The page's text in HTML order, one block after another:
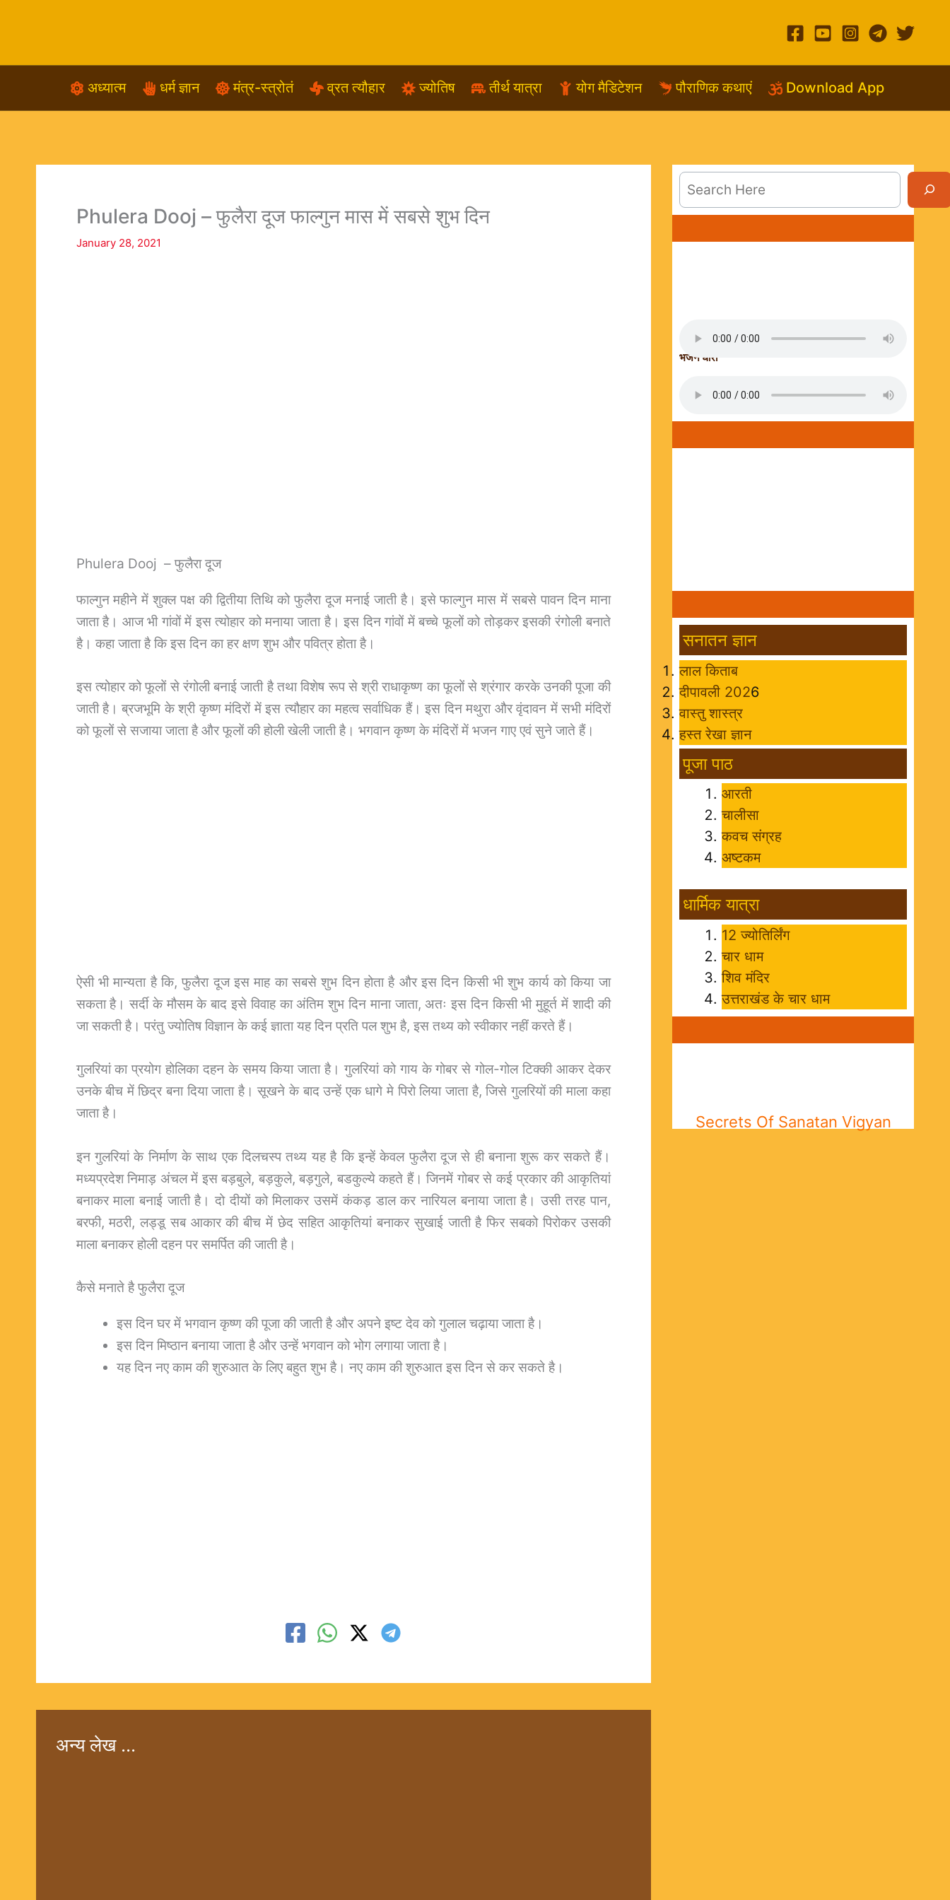
अध्यात्म धर्म ज्ञान मंत्र-स्त्रोतं व्रत त्यौहार ज्योतिष तीर्थ यात्रा योग मैडिटेशन पौराणिक कथाएं Download App
Phulera Dooj – फुलैरा दूज फाल्गुन मास में सबसे शुभ दिन
January 28, 2021
Phulera Dooj – फुलैरा दूज
फाल्गुन महीने में शुक्ल पक्ष की द्वितीया तिथि को फुलैरा दूज मनाई जाती है। इसे फाल्गुन मास में सबसे पावन दिन माना
जाता है। आज भी गांवों में इस त्योहार को मनाया जाता है। इस दिन गांवों में बच्चे फूलों को तोड़कर इसकी रंगोली बनाते
है। कहा जाता है कि इस दिन का हर क्षण शुभ और पवित्र होता है।
इस त्योहार को फूलों से रंगोली बनाई जाती है तथा विशेष रूप से श्री राधाकृष्‍ण का फूलों से श्रंगार करके उनकी पूजा की
जाती है। ब्रजभूमि के श्री कृष्ण मंदिरों में इस त्यौहार का महत्व सर्वाधिक हैं। इस दिन मथुरा और वृंदावन में सभी मंदिरों
को फूलों से सजाया जाता है और फूलों की होली खेली जाती है। भगवान कृष्ण के मंदिरों में भजन गाए एवं सुने जाते हैं।
ऐसी भी मान्यता है कि, फुलैरा दूज इस माह का सबसे शुभ दिन होता है और इस दिन किसी भी शुभ कार्य को किया जा
सकता है। सर्दी के मौसम के बाद इसे विवाह का अंतिम शुभ दिन माना जाता, अतः इस दिन किसी भी मुहूर्त में शादी की
जा सकती है। परंतु ज्योतिष विज्ञान के कई ज्ञाता यह दिन प्रति पल शुभ है, इस तथ्य को स्वीकार नहीं करते हैं।
गुलरियां का प्रयोग होलिका दहन के समय किया जाता है। गुलरियां को गाय के गोबर से गोल-गोल टिक्की आकर देकर
उनके बीच में छिद्र बना दिया जाता है। सूखने के बाद उन्हें एक धागे मे पिरो लिया जाता है, जिसे गुलरियों की माला कहा
जाता है।
इन गुलरियां के निर्माण के साथ एक दिलचस्प तथ्य यह है कि इन्हें केवल फुलैरा दूज से ही बनाना शुरू कर सकते हैं।
मध्यप्रदेश निमाड़ अंचल में इस बड़बुले, बड़कुले, बड़गुले, बडकुल्ये कहते हैं। जिनमें गोबर से कई प्रकार की आकृतियां
बनाकर माला बनाई जाती है। दो दीयों को मिलाकर उसमें कंकड़ डाल कर नारियल बनाया जाता है। उसी तरह पान,
बरफी, मठरी, लड्डू सब आकार की बीच में छेद सहित आकृतियां बनाकर सुखाई जाती है फिर सबको पिरोकर उसकी
माला बनाकर होली दहन पर समर्पित की जाती है।
कैसे मनाते है फुलैरा दूज
इस दिन घर में भगवान कृष्ण की पूजा की जाती है और अपने इष्ट देव को गुलाल चढ़ाया जाता है।
इस दिन मिष्ठान बनाया जाता है और उन्हें भगवान को भोग लगाया जाता है।
यह दिन नए काम की शुरुआत के लिए बहुत शुभ है। नए काम की शुरुआत इस दिन से कर सकते है।
अन्य लेख ...
भजन धारा
सनातन ज्ञान
लाल किताब
दीपावली 2026
वास्तु शास्त्र
हस्त रेखा ज्ञान
पूजा पाठ
आरती
चालीसा
कवच संग्रह
अष्टकम
धार्मिक यात्रा
12 ज्योतिर्लिंग
चार धाम
शिव मंदिर
उत्तराखंड के चार धाम
Secrets Of Sanatan Vigyan